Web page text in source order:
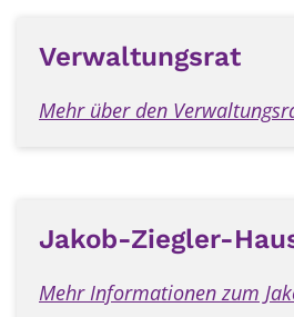
Verwaltungsrat
Mehr über den
Jakob-Ziegler-
Mehr Informationen zum